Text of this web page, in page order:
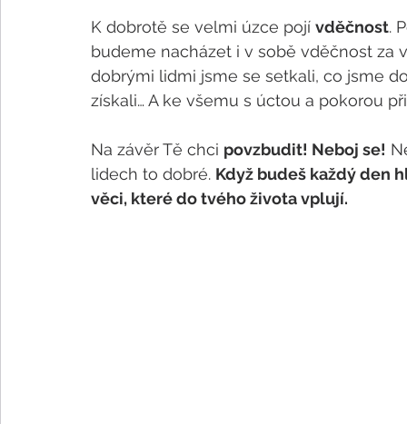
K dobrotě se velmi úzce pojí vděčnost.
budeme nacházet i v sobě vděčnost za
dobrými lidmi jsme se setkali, co jsme
získali… A ke všemu s úctou a pokorou
Na závěr Tě chci povzbudit! Neboj se!
lidech to dobré. Když budeš každý den
věci, které do tvého života vplují.